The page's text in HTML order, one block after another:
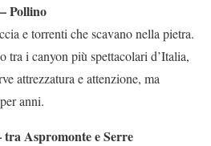
Pollino
e torrenti che scavano nella pietra.
tra i canyon più spettacolari d’Italia,
attrezzatura e attenzione, ma
anni.
Aspromonte e Serre